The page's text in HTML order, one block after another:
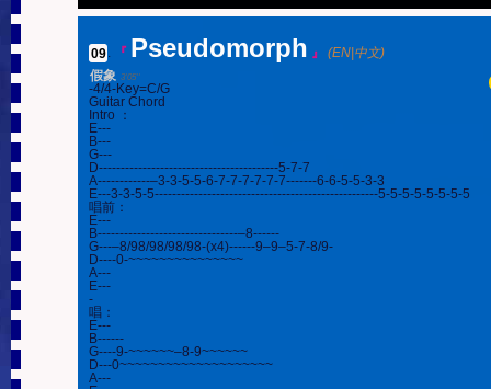
09. 『 Pseudomorph 』
(EN|中文)
假象 3'05''
-4/4-Key=C/G
Guitar Chord
Intro ：
E---
B---
G---
D-----------------------------------------5-7-7
A------------–3-3-5-5-6-7-7-7-7-7-7-------6-6-5-5-3-3
E---3-3-5-5---------------------------------------------------5-5-5-5-5-5-5-5
唱前：
E---
B--------------------------------–8------
G---–8/98/98/98/98-(x4)------9–9–5-7-8/9-
D----0-~~~~~~~~~~~~~~~
A---
E---
-
唱：
E---
B------
G----9-~~~~~~–8-9~~~~~~
D---0~~~~~~~~~~~~~~~~~~~~
A---